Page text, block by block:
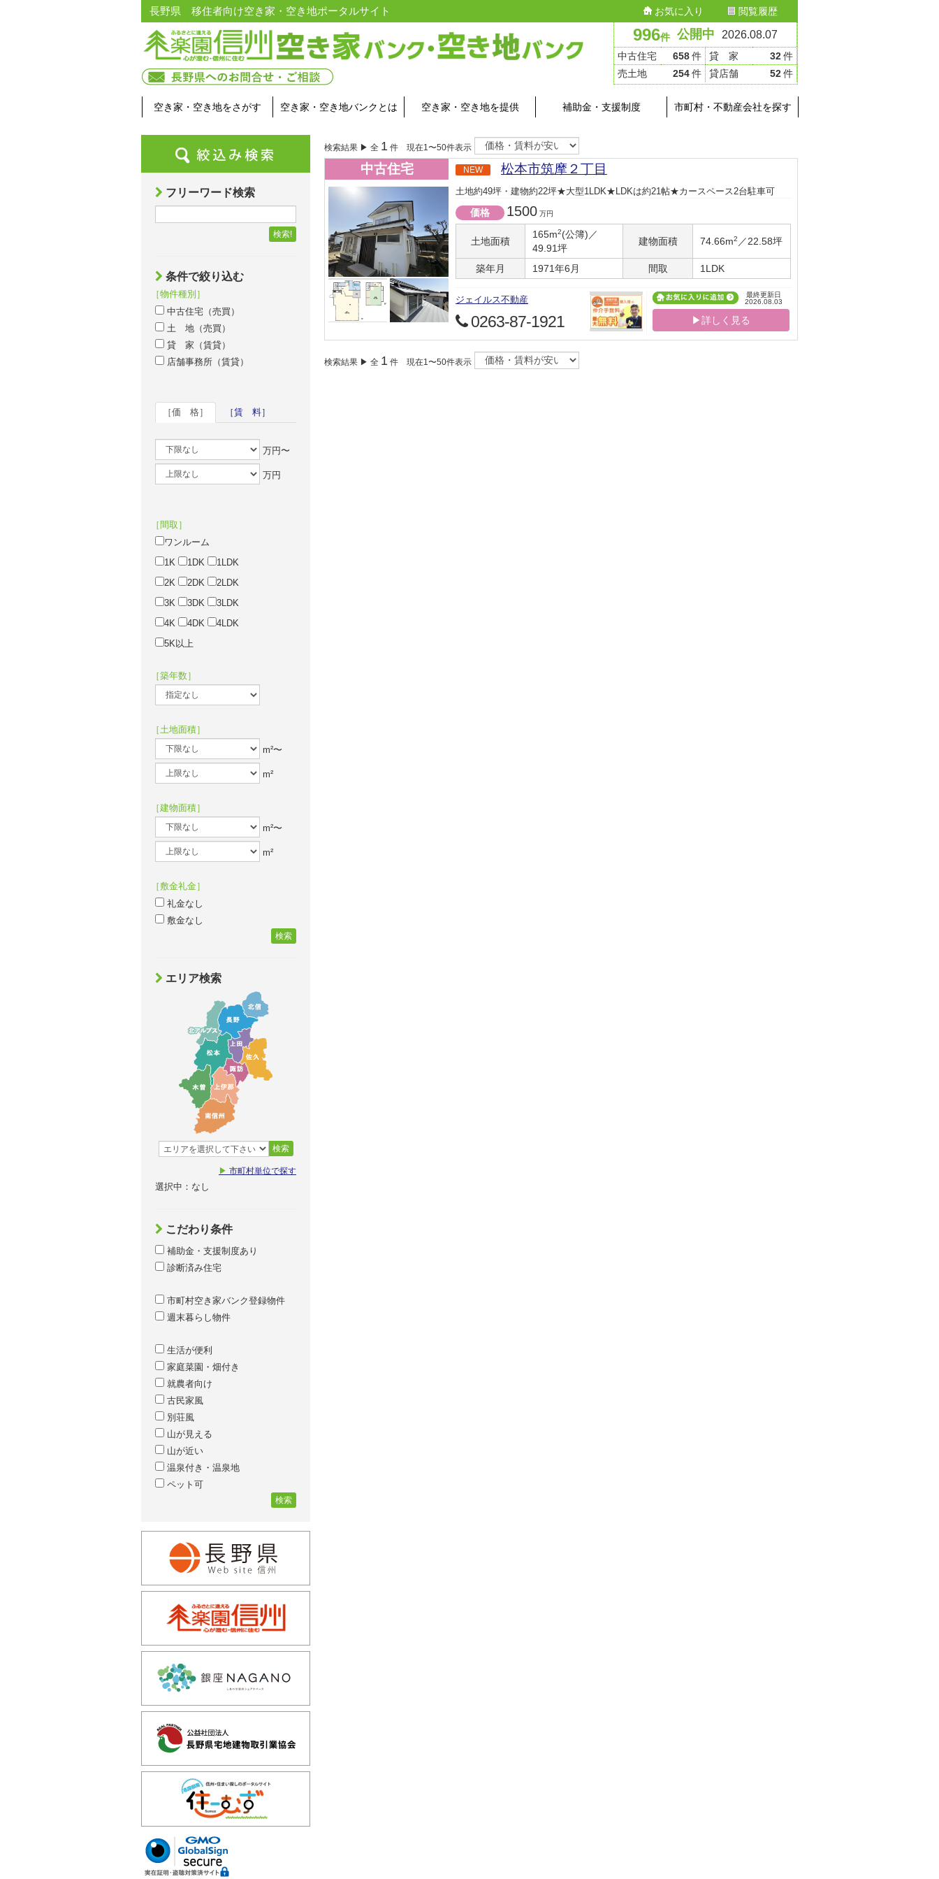
996件 公開中 2026.08.07
中古住宅 658件 貸 家 32件
売土地
254件 貸店舗 52件
長野県 移住者向け空き家・空き地ポータルサイト お気に入り 閲覧履歴
空き家・空き地をさがす 空き家・空き地バンクとは 空き家・空き地を提供 補助金・支援制度 市町村・不動産会社を探す
フリーワード検索
検索!
条件で絞り込む
［物件種別］
中古住宅（売買）
土 地（売買）
貸 家（賃貸）
店舗事務所（賃貸）
［価 格］ ［賃 料］
万円〜
万円
［間取］
ワンルーム
1K
1DK
1LDK
2K
2DK
2LDK
3K
3DK
3LDK
4K
4DK
4LDK
5K以上
［築年数］
［土地面積］
m²〜
m²
［建物面積］
m²〜
m²
［敷金礼金］
礼金なし
敷金なし
検索
エリア検索
検索
▶ 市町村単位で探す
選択中：なし
こだわり条件
補助金・支援制度あり
診断済み住宅
市町村空き家バンク登録物件
週末暮らし物件
生活が便利
家庭菜園・畑付き
就農者向け
古民家風
別荘風
山が見える
山が近い
温泉付き・温泉地
ペット可
検索
検索結果 ▶ 全 1 件 現在1〜50件表示
中古住宅 NEW 松本市筑摩２丁目
土地約49坪・建物約22坪★大型1LDK★LDKは約21帖★カースペース2台駐車可
価格 1500 万円
土地面積
165m2(公簿)／
49.91坪
建物面積 74.66m2 ／22.58坪
築年月 1971年6月 間取 1LDK
ジェイルス不動産
0263-87-1921
最終更新日
2026.08.03
▶詳しく見る
検索結果 ▶ 全 1 件 現在1〜50件表示